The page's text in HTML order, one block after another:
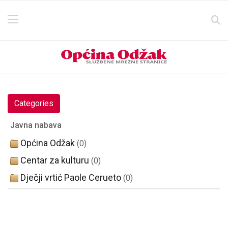
Categories
Javna nabava
Općina Odžak (0)
Centar za kulturu (0)
Dječji vrtić Paole Cerueto (0)